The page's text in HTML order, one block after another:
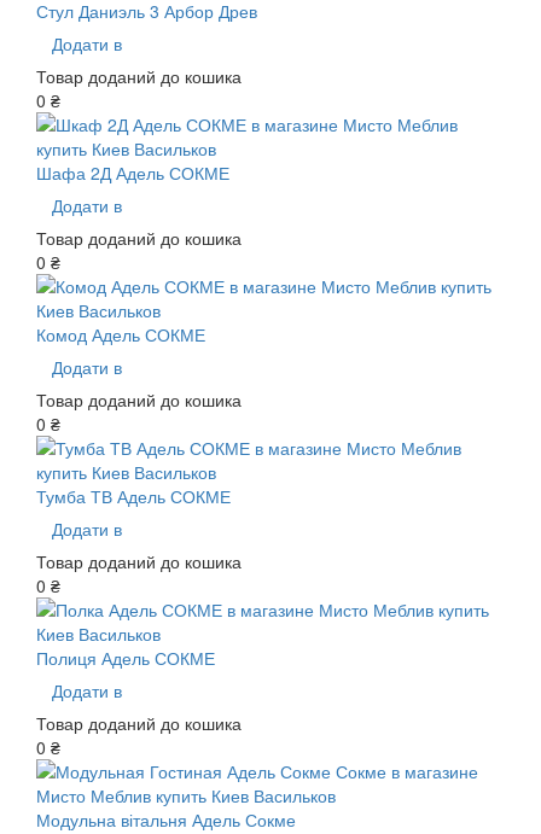
Стул Даниэль 3 Арбор Древ
Додати в
Товар доданий до кошика
0 ₴
Шафа 2Д Адель СОКМЕ
Додати в
Товар доданий до кошика
0 ₴
Комод Адель СОКМЕ
Додати в
Товар доданий до кошика
0 ₴
Тумба ТВ Адель СОКМЕ
Додати в
Товар доданий до кошика
0 ₴
Полиця Адель СОКМЕ
Додати в
Товар доданий до кошика
0 ₴
Модульна вітальня Адель Сокме